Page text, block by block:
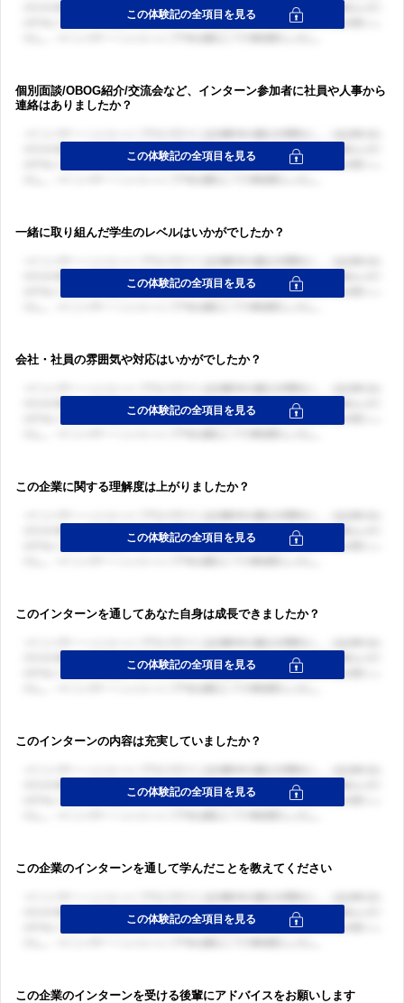
個別面談/OBOG紹介/交流会など、インターン参加者に社員や人事から
連絡はありましたか？
一緒に取り組んだ学生のレベルはいかがでしたか？
会社・社員の雰囲気や対応はいかがでしたか？
この企業に関する理解度は上がりましたか？
このインターンを通してあなた自身は成長できましたか？
このインターンの内容は充実していましたか？
この企業のインターンを通して学んだことを教えてください
この企業のインターンを受ける後輩にアドバイスをお願いします
ログイン・会員登録